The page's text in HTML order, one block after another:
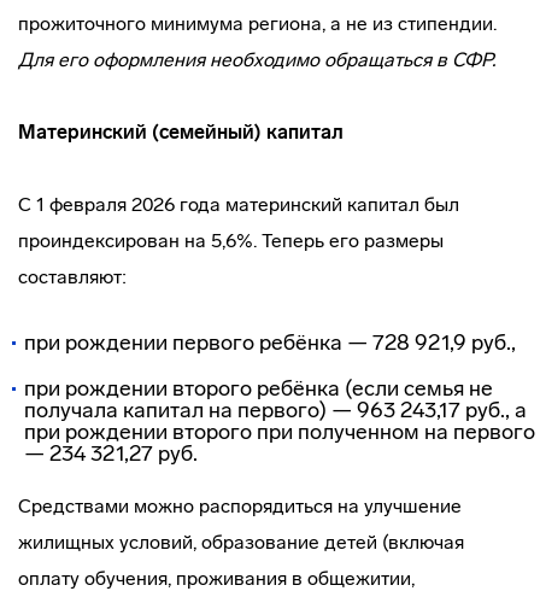
прожиточного минимума региона, а не из стипендии.
Для его оформления необходимо обращаться в СФР.
Материнский (семейный) капитал
С 1 февраля 2026 года материнский капитал был
проиндексирован на 5,6%. Теперь его размеры
составляют:
при рождении первого ребёнка — 728 921,9 руб.,
при рождении второго ребёнка (если семья не
получала капитал на первого) — 963 243,17 руб., а
при рождении второго при полученном на первого
— 234 321,27 руб.
Средствами можно распорядиться на улучшение
жилищных условий, образование детей (включая
оплату обучения, проживания в общежитии,